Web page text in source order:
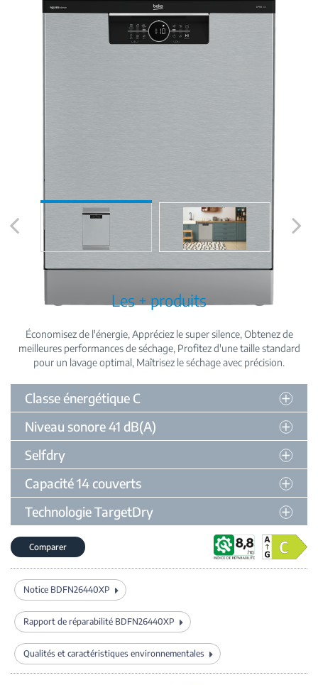
Les + produits
Économisez de l'énergie Appréciez le super silence Obtenez de
meilleures performances de séchage Profitez d'une taille standard
pour un lavage optimal Maîtrisez le séchage avec précision
Classe énergétique C
Niveau sonore 41 dB(A)
Selfdry
Capacité 14 couverts
Technologie TargetDry
Comparer
Notice BDFN26440XP
Rapport de réparabilité BDFN26440XP
Qualités et caractéristiques environnementales